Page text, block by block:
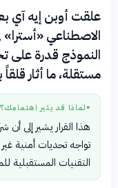
علقت أوبن إيه آي
النموذج قدرة على
مستقلة، ما أثار
● لماذا قد يثير اهتمامك؟
هذا القرار يشير إلى أن
تواجه تحديات أمنية
التقنيات المستقبلية